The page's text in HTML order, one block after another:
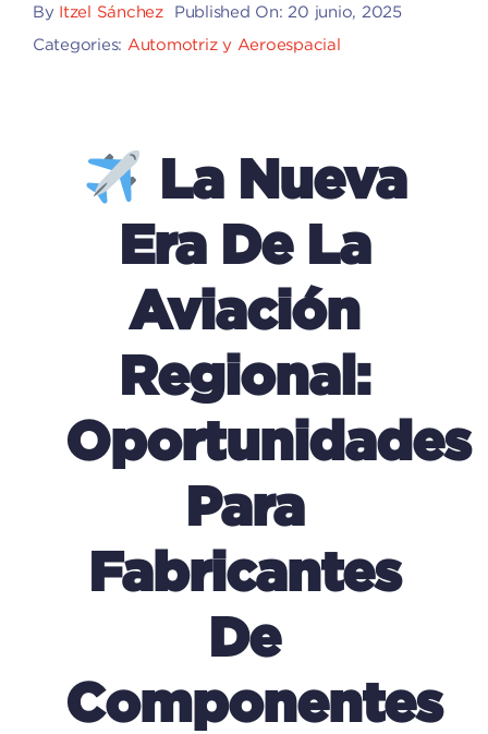
By Itzel Sánchez
Published On: 20 junio, 2025
Categories: Automotriz y Aeroespacial
La Nueva
Era De La
Aviación
Regional:
Oportunidades
Para
Fabricantes
De
Componentes